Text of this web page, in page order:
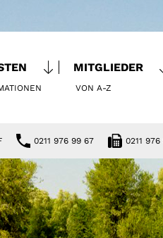
MITGLIEDER
VON A-Z
0211 976 99 67 0211